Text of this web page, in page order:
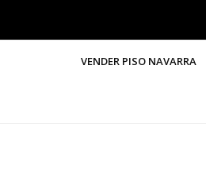
VENDER PISO NAVARRA